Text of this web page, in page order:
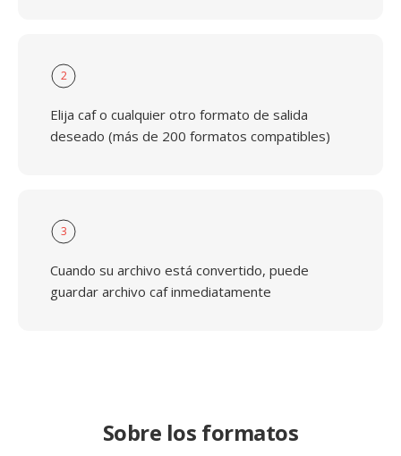
2
Elija caf o cualquier otro formato de salida
deseado (más de 200 formatos compatibles)
3
Cuando su archivo está convertido, puede
guardar archivo caf inmediatamente
Sobre los formatos